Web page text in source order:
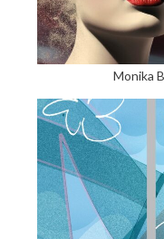
Monika